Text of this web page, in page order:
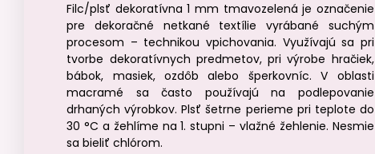
Filc/plsť dekoratívna 1 mm tmavozelená je označenie
pre dekoračné netkané textílie vyrábané suchým
procesom – technikou vpichovania. Využívajú sa pri
tvorbe dekoratívnych predmetov, pri výrobe hračiek,
bábok, masiek, ozdôb alebo šperkovníc. V oblasti
macramé sa často používajú na podlepovanie
drhaných výrobkov. Plsť šetrne perieme pri teplote do
30 °C a žehlíme na 1. stupni – vlažné žehlenie. Nesmie
sa bieliť chlórom.